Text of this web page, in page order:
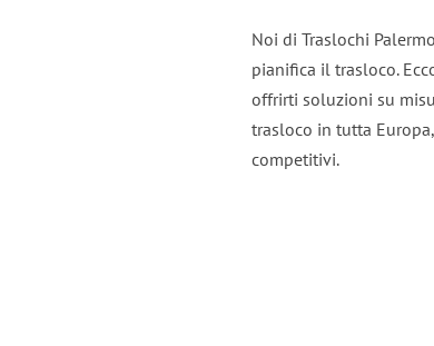
Noi di Traslochi
pianifica il trasloco.
offrirti soluzioni su
trasloco in tutta
competitivi.